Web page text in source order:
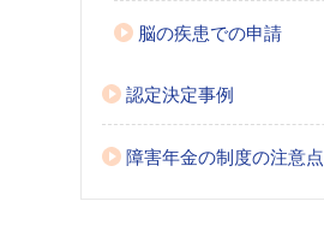
脳の疾患での申請
認定決定事例
障害年金の制度の注意点